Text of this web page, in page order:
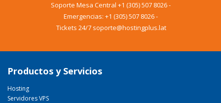
Soporte Mesa Central +1 (305) 507 8026-
Emergencias: +1 (305) 507 8026-
Tickets 24/7 soporte@hostingplus.lat
Productos y Servicios
Hosting
Servidores VPS